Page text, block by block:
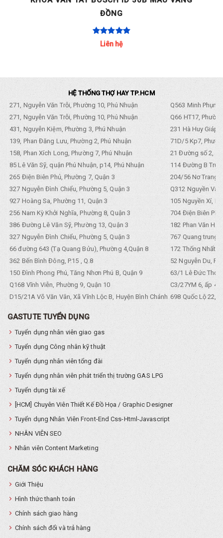
ĐỒNG
Liên hệ
HỆ THỐNG THỢ HAY TP.HCM
271, Nguyễn Văn Trỗi, Phường 10, Phú Nhuận
Q563 Minh
271, Nguyễn Văn Trỗi, Phường 10, Phú Nhuận
Q66 HT17,
431, Nguyễn Kiệm, Phường 3, Phú Nhuận
231 Hà Huy Giáp,
139, Phan Đăng Lưu, Phường 2, Phú Nhuận
71D/5 Kp7,
158, Phan Xích Long, Phường 7, Phú Nhuận
21 Đường số 2,
85 Lê Văn Sỹ, quận Phú Nhuận, p14, Phú Nhuận
114 Đường B
265 Điện Biên Phủ, Phường 7, Quận 3
204/56 Nơ Trang
327 Nguyễn Đình Chiểu, Phường 5, Quận 3
Q312 Nguyền
927 Hoàng Sa, Phường 11, Quận 3
105 Nguyền Xí,
256 Nam Kỳ Khởi Nghĩa, Phường 8, Quận 3
704 Điện Biên
386 Đường Lê Văn Sỹ, Phường 13, Quận 3
182 Phan Văn
327 Nguyễn Đình Chiểu, Phường 5, Quận 3
767 Quang trung,
66 đường 643 (Tạ Quang Bửu), Phường 4,Quận 8
172 Thống Nhất.
362 Bến Bình Đông, P.15 , Q.8
52 Nguyễn Du,
150 Đình Phong Phú, Tăng Nhơn Phú B, Quận 9
63/1 Lê Đức Thọ,
Q168 Vĩnh Viễn, Phường 9, Quận 10
C3/27YM 6, ấp 4,
D15/21A Võ Văn Vân, Xã Vĩnh Lộc B, Huyện Bình Chánh 698 Quốc Lộ 22,
GASTUTE TUYỂN DỤNG
Tuyển dụng nhân viên giao gas
Tuyển dụng Công nhân kỹ thuật
Tuyển dụng nhân viên tổng đài
Tuyển dụng nhân viên phát triển thị trường GAS LPG
Tuyển dụng tài xế
[HCM] Chuyên Viên Thiết Kế Đồ Họa / Graphic Designer
Tuyển dụng Nhân Viên Front-End Css-Html-Javascript
NHÂN VIÊN SEO
Nhân viên Content Marketing
CHĂM SÓC KHÁCH HÀNG
Giới Thiệu
Hình thức thanh toán
Chính sách giao hàng
Chính sách đổi và trả hàng